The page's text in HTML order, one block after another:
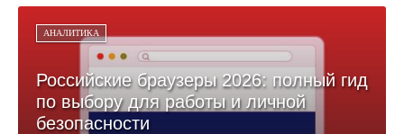
АНАЛИТИКА
Российские браузеры 2026: полный гид
по выбору для работы и личной
безопасности